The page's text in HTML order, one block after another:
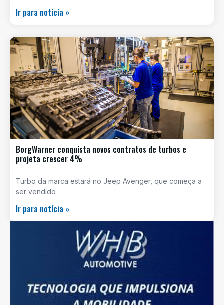
Ir para notícia »
BorgWarner conquista novos contratos de turbos e
projeta crescer 4%
Turbo da marca estará no Jeep Avenger, que começa a
ser vendido
Ir para notícia »